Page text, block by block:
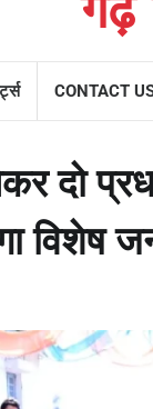
CONTACT
दो
विशेष